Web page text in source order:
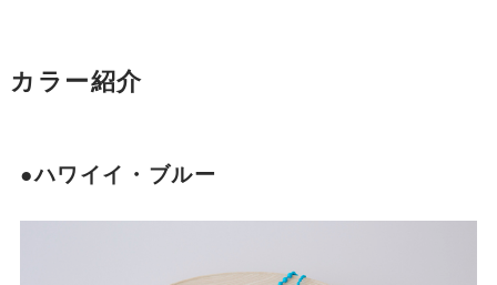
カラー紹介
●ハワイイ・ブルー